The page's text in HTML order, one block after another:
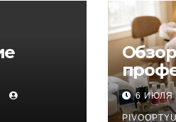
Обзор
ых6 ИЮЛЯ